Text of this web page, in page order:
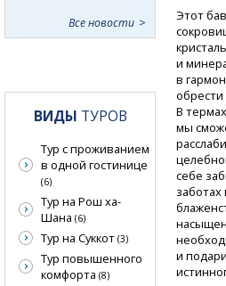
Этот
и
в
В
мы
себе
заботах
и
Все новости
ВИДЫ ТУРОВ
Тур с проживанием
в одной гостинице
(6)
Тур на Рош ха-
Шана (6)
Тур на Суккот (3)
Тур повышенного
комфорта (8)